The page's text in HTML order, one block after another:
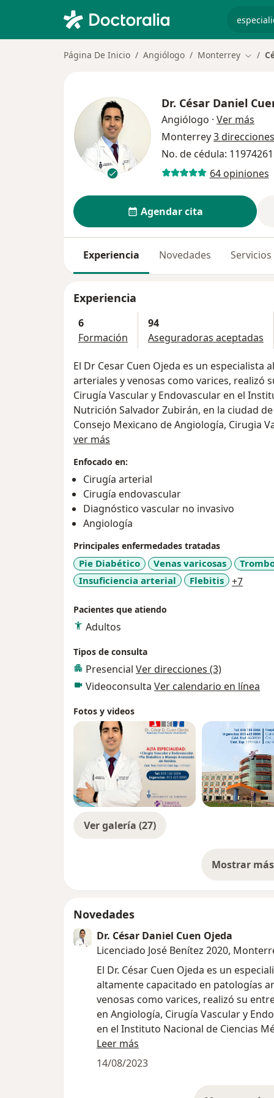
Página De Inicio Angiólogo Monterrey
Dr. César Daniel
Angiólogo · Ver más
Monterrey3 direcciones
No. de cédula:
64 opiniones
Agendar cita
Experiencia Novedades
Experiencia
6
Formación
94
Aseguradoras aceptadas
El Dr Cesar Cuen Ojeda es un
arteriales y venosas como varices, realizó
Cirugía Vascular y Endovascular en el
Nutrición Salvador Zubirán, en la ciudad
Consejo Mexicano de Angiología, Cirugia
contar con una maestría en Bioética por la
Asimismo cuenta con dos entrenamientos
Cirugía Vascular y Endovascular en
de Toronto; y un segundo entrenamiento
diabético, avalado por la misma
Finalmente el doctor se encuentra
arteriales y venosas por la American
asociación norteamericana.
ver más
Enfocado en:
Cirugía arterial
Cirugía endovascular
Diagnóstico vascular no invasivo
Angiología
Principales enfermedades tratadas
Pie Diabético Venas varicosas
Insuficiencia arterial
Flebitis +7
Pacientes que atiendo
Adultos
Tipos de consulta
Presencial Ver direcciones (3)
Videoconsulta Ver calendario en línea
Fotos y videos
Ver galería (27)
Mostrar
Novedades
Dr. César Daniel Cuen Ojeda
Licenciado José Benítez 2020,
El Dr. César Cuen Ojeda es un
altamente capacitado en patologías
venosas como varices, realizó su
en Angiología, Cirugía Vascular y
en el Instituto Nacional de Ciencias
Nutrición Salvador Zubirán, en la
México, está certificado por el Consejo
Leer más
14/08/2023